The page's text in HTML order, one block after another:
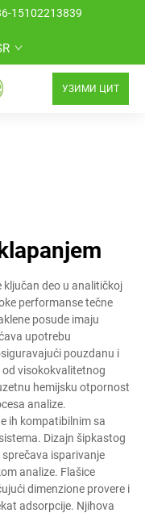
15102213839
УЗИМИ ЦИТ
deo u analitičkoj
performanse tečne
posude imaju
upotrebu
pouzdanu i
visokokvalitetnog
hemijsku otpornost
analize.
ih kompatibilnim sa
Dizajn šipkastog
isparivanje
analize. Flašice
dimenzione provere i
adsorpcije. Njihova